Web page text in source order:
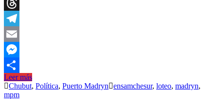
Facebook
Threads
Telegram
Email
Messenger
Compartir
Leer más
Chubut, Política, Puerto Madryn ensamchesur, loteo, madryn,
mpm